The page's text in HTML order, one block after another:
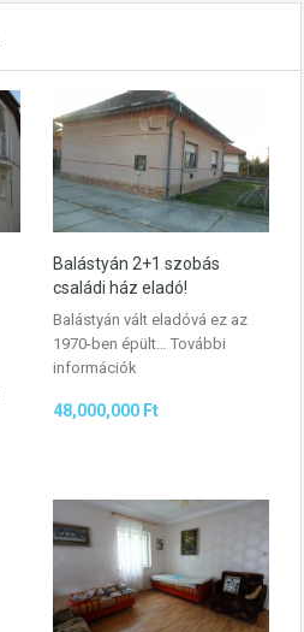
Balástyán 2+1 szobás
családi ház eladó!
Balástyán vált eladóvá ez az
1970-ben épült… További
információk
48,000,000 Ft